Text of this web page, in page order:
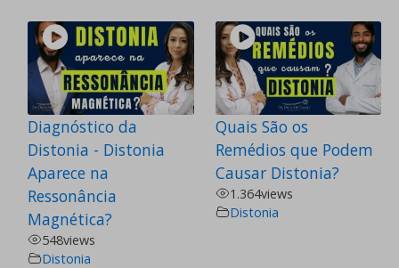
Diagnóstico da
Distonia - Distonia
Aparece na
Ressonância
Magnética?
548views
Distonia
Quais São os
Remédios que Podem
Causar Distonia?
1.364views
Distonia